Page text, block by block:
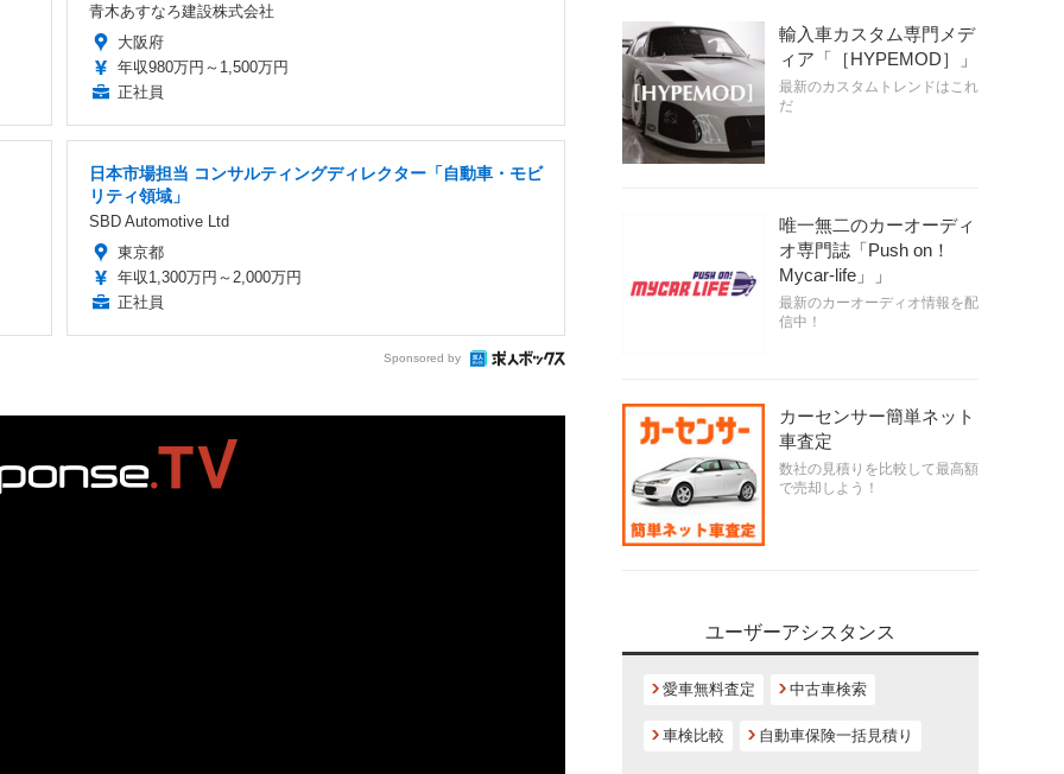
青木あすなろ建設株式会社
大阪府
年収980万円～1,500万円
正社員
日本市場担当 コンサルティングディレクター「自動車・モビ
リティ領域」
SBD Automotive Ltd
東京都
年収1,300万円～2,000万円
正社員
Sponsored by
輸入車カスタム専門メデ
ィア「［HYPEMOD］」
最新のカスタムトレンドはこれ
だ
唯一無二のカーオーディ
オ専門誌「Push on！
Mycar-life」」
最新のカーオーディオ情報を配
信中！
カーセンサー簡単ネット
車査定
数社の見積りを比較して最高額
で売却しよう！
ユーザーアシスタンス
愛車無料査定 中古車検索
車検比較 自動車保険一括見積り